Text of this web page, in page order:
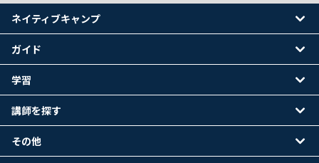
ネイティブキャンプ
ガイド
学習
講師を探す
その他